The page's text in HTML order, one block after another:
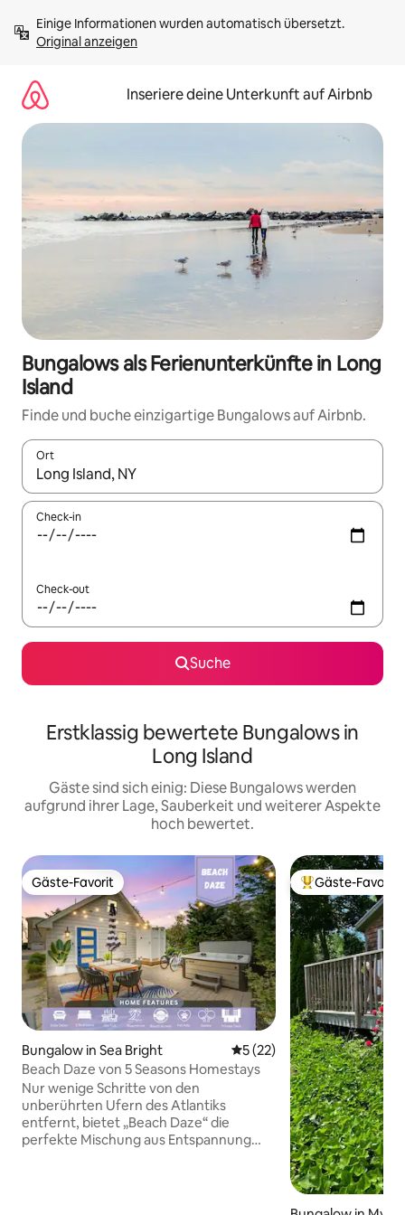
Inhalten
springenOriginal anzeigen
Inseriere deine Unterkunft auf Airbnb
Bungalows als Ferienunterkünfte in Long
Island
Finde und buche einzigartige Bungalows auf Airbnb.
Ort
Wenn Ergebnisse verfügbar sind, navigiere mit den
Check-in
Check-out
Suche
Erstklassig bewertete Bungalows in
Long Island
Gäste sind sich einig: Diese Bungalows werden
aufgrund ihrer Lage, Sauberkeit und weiterer Aspekte
hoch bewertet.
Gäste-Favorit
Gäste-Favorit
Bungalow in Sea Bright Durchschnittliche
5 (22)
Beach Daze von 5 Seasons Homestays
Nur wenige Schritte von den
unberührten Ufern des Atlantiks
entfernt, bietet „Beach Daze“ die
perfekte Mischung aus Entspannung
Beliebter Gäste-
Gäste-Favorit